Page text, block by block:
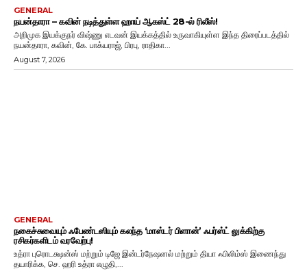
GENERAL
நயன்தாரா – கவின் நடித்துள்ள ஹாய் ஆகஸ்ட் 28-ல் ரிலீஸ்!
அறிமுக இயக்குநர் விஷ்ணு எடவன் இயக்கத்தில் உருவாகியுள்ள இந்த திரைப்படத்தில்
நயன்தாரா, கவின், கே. பாக்யராஜ், பிரபு, ராதிகா...
August 7, 2026
GENERAL
நகைச்சுவையும் ஃபேண்டஸியும் கலந்த ‘மாஸ்டர் பிளான்’ ஃபர்ஸ்ட் லுக்கிற்கு
ரசிகர்களிடம் வரவேற்பு!
உத்ரா புரொடக்ஷன்ஸ் மற்றும் டிஜே இன்டர்நேஷனல் மற்றும் தியா ஃபிலிம்ஸ் இணைந்து
தயாரிக்க, செ. ஹரி உத்ரா எழுதி,...